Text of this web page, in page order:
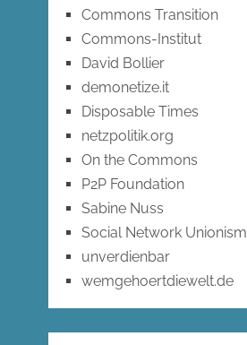
Commons Transition
Commons-Institut
David Bollier
demonetize.it
Disposable Times
netzpolitik.org
On the Commons
P2P Foundation
Sabine Nuss
Social Network Unionism
unverdienbar
wemgehoertdiewelt.de